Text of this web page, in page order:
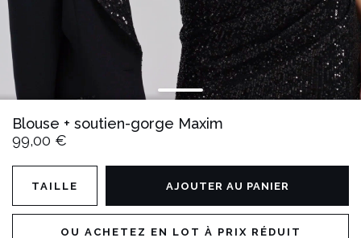
Blouse + soutien-gorge Maxim
99,00 €
TAILLE AJOUTER AU PANIER
OU ACHETEZ EN LOT À PRIX RÉDUIT